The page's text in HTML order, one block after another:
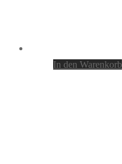
In den Warenkorb